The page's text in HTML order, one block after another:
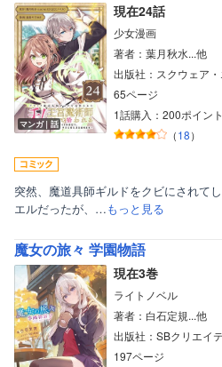
マンガ｜話
現在24話
少女漫画
著者：葉月秋水...他
出版社：スクウェア
65ページ
1話購入：200ポイント
（18）
突然、魔道具師ギルドをクビにされて
エルだったが、…もっと見る
魔女の旅々 学園物語
現在3巻
ライトノベル
著者：白石定規...他
出版社：SBクリエイ
197ページ